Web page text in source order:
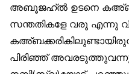
അബൂജഹ്ൽ ഉടനെ
സന്തതികളേ വരൂ എന്നു
പിരിഞ്ഞ്